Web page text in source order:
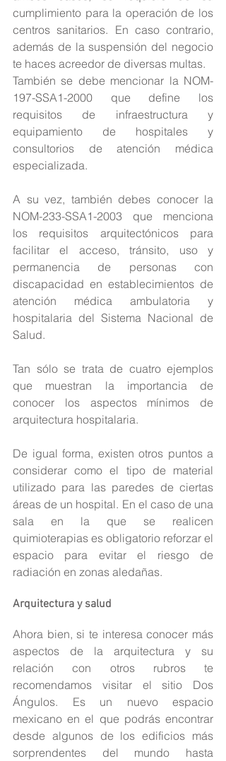
cumplimiento para la operación de los
centros sanitarios. En caso contrario,
además de la suspensión del negocio
te haces acreedor de diversas multas.
También se debe mencionar la NOM-
197-SSA1-2000 que define los
requisitos de infraestructura y
equipamiento de hospitales y
consultorios de atención médica
especializada.
A su vez, también debes conocer la
NOM-233-SSA1-2003 que menciona
los requisitos arquitectónicos para
facilitar el acceso, tránsito, uso y
permanencia de personas con
discapacidad en establecimientos de
atención médica ambulatoria y
hospitalaria del Sistema Nacional de
Salud.
Tan sólo se trata de cuatro ejemplos
que muestran la importancia de
conocer los aspectos mínimos de
arquitectura hospitalaria.
De igual forma, existen otros puntos a
considerar como el tipo de material
utilizado para las paredes de ciertas
áreas de un hospital. En el caso de una
sala en la que se realicen
quimioterapias es obligatorio reforzar el
espacio para evitar el riesgo de
radiación en zonas aledañas.
Arquitectura y salud
Ahora bien, si te interesa conocer más
aspectos de la arquitectura y su
relación con otros rubros te
recomendamos visitar el sitio Dos
Ángulos. Es un nuevo espacio
mexicano en el que podrás encontrar
desde algunos de los edificios más
sorprendentes del mundo hasta